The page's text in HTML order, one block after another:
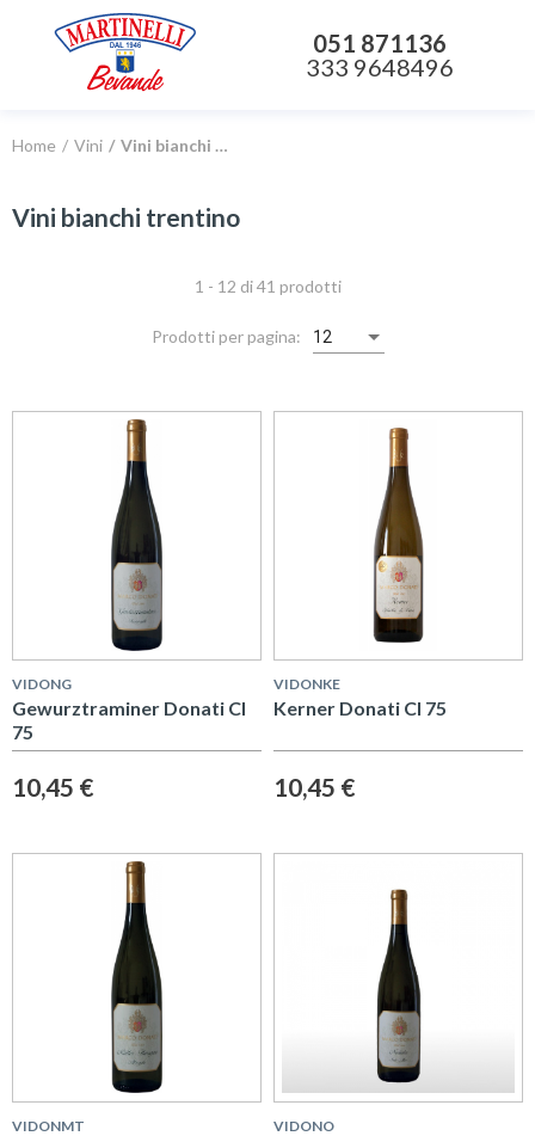
051 871136
333 9648496
Home Vini Vini bianchi trentino
Vini bianchi trentino
1 - 12 di 41 prodotti
Prodotti per pagina: 12
VIDONG
Gewurztraminer Donati Cl
75
10,45 €
VIDONKE
Kerner Donati Cl 75
10,45 €
VIDONMT VIDONO